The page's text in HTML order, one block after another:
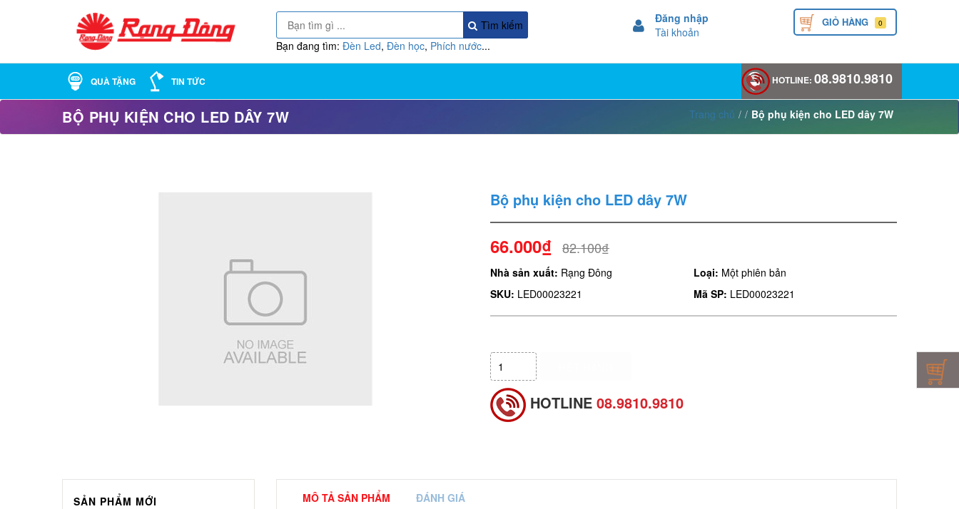
Tìm kiếm
Bạn đang tìm: Đèn Led, Đèn học, Phích nước...
Đăng nhập
Tài khoản
GIỎ HÀNG 0
QUÀ TẶNG TIN TỨC HOTLINE: 08.9810.9810
BỘ PHỤ KIỆN CHO LED DÂY 7W Trang chủ / / Bộ phụ kiện cho LED dây 7W
Bộ phụ kiện cho LED dây 7W
66.000₫ 82.100₫
Nhà sản xuất: Rạng Đông Loại: Một phiên bản
SKU: LED00023221 Mã SP: LED00023221
HOTLINE 08.9810.9810
SẢN PHẨM MỚI MÔ TẢ SẢN PHẨM ĐÁNH GIÁ